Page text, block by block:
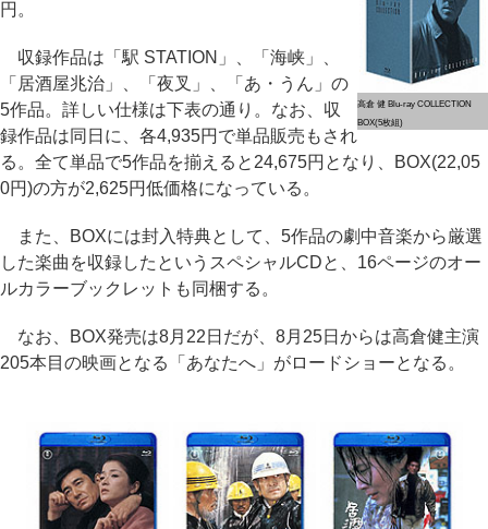
高倉 健 Blu-ray COLLECTION
BOX(5枚組)
円。
収録作品は「駅 STATION」、「海峡」、
「居酒屋兆治」、「夜叉」、「あ・うん」の
5作品。詳しい仕様は下表の通り。なお、収
録作品は同日に、各4,935円で単品販売もされ
る。全て単品で5作品を揃えると24,675円となり、BOX(22,05
0円)の方が2,625円低価格になっている。
また、BOXには封入特典として、5作品の劇中音楽から厳選
した楽曲を収録したというスペシャルCDと、16ページのオー
ルカラーブックレットも同梱する。
なお、BOX発売は8月22日だが、8月25日からは高倉健主演
205本目の映画となる「あなたへ」がロードショーとなる。